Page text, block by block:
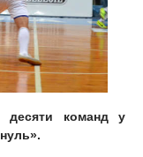
десяти команд у